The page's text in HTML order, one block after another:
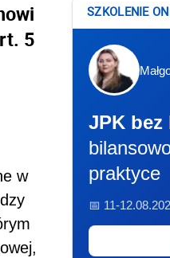
5
w
SZKOLENIE
JPK bez
praktyce
📅 11-